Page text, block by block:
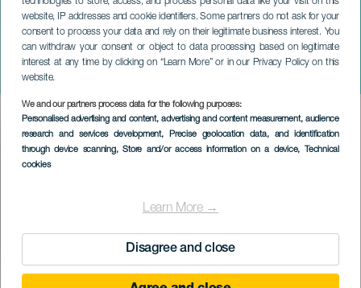
website, IP addresses and cookie identifiers. Some partners do not ask for your
consent to process your data and rely on their legitimate business interest. You
can withdraw your consent or object to data processing based on legitimate
interest at any time by clicking on “Learn More” or in our Privacy Policy on this
website.
We and our partners process data for the following purposes:
Personalised advertising and content, advertising and content measurement, audience
research and services development, Precise geolocation data, and identification
through device scanning, Store and/or access information on a device, Technical
cookies
Learn More →
Disagree and close
Tanquitos Runner's
Cardón
LANZAROTE
Imagen
Listado